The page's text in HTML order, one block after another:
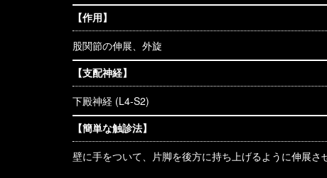
【作用】
股関節の伸展、外旋
【支配神経】
下殿神経 (L4-S2)
【簡単な触診法】
壁に手をついて、片脚を後方に持ち上げるように伸展さ